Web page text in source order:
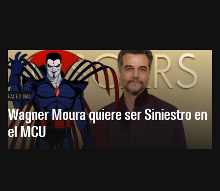
HACE 2 DÍAS
Wagner Moura quiere ser Siniestro en
el MCU